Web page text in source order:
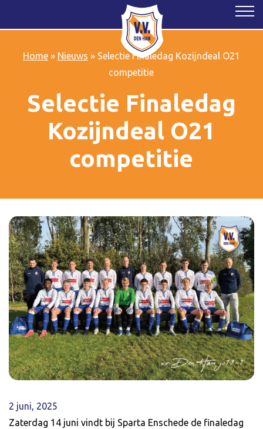
Home» Nieuws » Selectie Finaledag Kozijndeal O21
competitie
Selectie Finaledag
Kozijndeal O21
competitie
2 juni, 2025
Zaterdag 14 juni vindt bij Sparta Enschede de finaledag